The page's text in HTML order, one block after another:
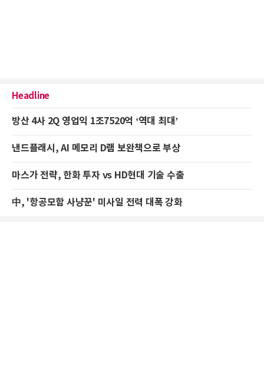
Headline
방산 4사 2Q 영업익 1조7520억 ‘역대 최대’
낸드플래시, AI 메모리 D램 보완책으로 부상
마스가 전략, 한화 투자 vs HD현대 기술 수출
中, '항공모함 사냥꾼' 미사일 전력 대폭 강화